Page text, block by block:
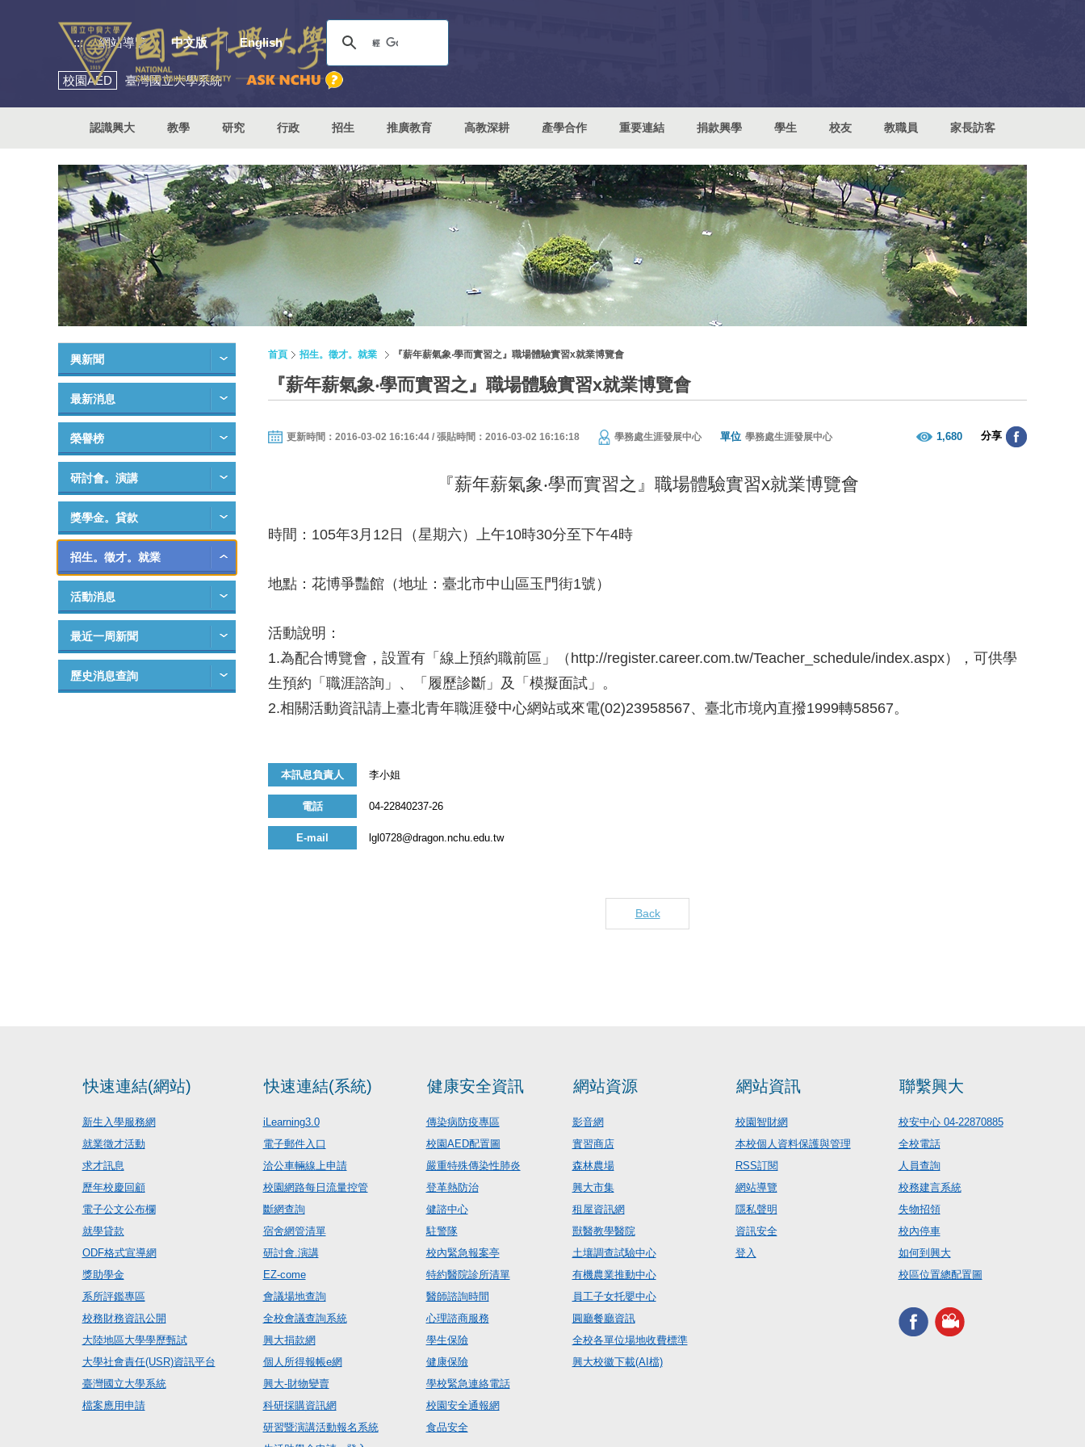
::: 網站導覽 中文版 English
校園AED 臺灣國立大學系統
認識興大 教學 研究 行政 招生 推廣教育 高教深耕 產學合作 重要連結 捐款興學 學生 校友 教職員 家長訪客
興新聞
最新消息
榮譽榜
研討會。演講
獎學金。貸款
招生。徵才。就業
活動消息
最近一周新聞
歷史消息查詢
首頁 招生。徵才。就業 『薪年薪氣象‧學而實習之』職場體驗實習x就業博覽會
『薪年薪氣象‧學而實習之』職場體驗實習x就業博覽會
更新時間：2016-03-02 16:16:44 / 張貼時間：2016-03-02 16:16:18 學務處生涯發展中心 單位 學務處生涯發展中心 1,680 分享
『薪年薪氣象‧學而實習之』職場體驗實習x就業博覽會
時間：105年3月12日（星期六）上午10時30分至下午4時
地點：花博爭豔館（地址：臺北市中山區玉門街1號）
活動說明：
1.為配合博覽會，設置有「線上預約職前區」（ http://register.career.com.tw/Teacher_schedule/index.aspx），可供學
生預約「職涯諮詢」、「履歷診斷」及「模擬面試」。
2.相關活動資訊請上臺北青年職涯發中心網站或來電(02)23958567、臺北市境內直撥1999轉58567。
本訊息負責人 李小姐
電話 04-22840237-26
E-mail lgl0728@dragon.nchu.edu.tw
Back
快速連結(網站)
新生入學服務網
就業徵才活動
求才訊息
歷年校慶回顧
電子公文公布欄
就學貸款
ODF格式宣導網
獎助學金
系所評鑑專區
校務財務資訊公開
大陸地區大學學歷甄試
大學社會責任(USR)資訊平台
臺灣國立大學系統
檔案應用申請
快速連結(系統)
iLearning3.0
電子郵件入口
洽公車輛線上申請
校園網路每日流量控管
斷網查詢
宿舍網管清單
研討會.演講
EZ-come
會議場地查詢
全校會議查詢系統
興大捐款網
個人所得報帳e網
興大-財物變賣
科研採購資訊網
研習暨演講活動報名系統
健康安全資訊
傳染病防疫專區
校園AED配置圖
嚴重特殊傳染性肺炎
登革熱防治
健諮中心
駐警隊
校內緊急報案亭
特約醫院診所清單
醫師諮詢時間
心理諮商服務
學生保險
健康保險
學校緊急連絡電話
校園安全通報網
食品安全
網站資源
影音網
實習商店
森林農場
興大市集
租屋資訊網
獸醫教學醫院
土壤調查試驗中心
有機農業推動中心
員工子女托嬰中心
圓廳餐廳資訊
全校各單位場地收費標準
興大校徽下載(AI檔)
網站資訊
校園智財網
本校個人資料保護與管理
RSS訂閱
網站導覽
隱私聲明
資訊安全
登入
聯繫興大
校安中心 04-22870885
全校電話
人員查詢
校務建言系統
失物招領
校內停車
如何到興大
校區位置總配置圖